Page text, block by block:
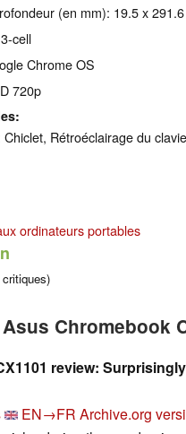
(en mm): 19.5 x
cell
Chrome OS
720p
Rétroéclairage du
ordinateurs portables
critiques)
Chromebook
review:
EN→FR Archive.org